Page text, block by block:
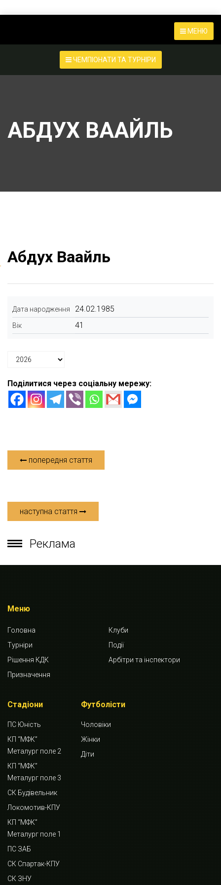
МЕНЮ
ЧЕМПІОНАТИ ТА ТУРНІРИ
АБДУХ ВААЙЛЬ
Абдух Ваайль
Дата народження 24.02.1985
Вік 41
Поділитися через соціальну мережу:
попередня стаття
наступна стаття
Реклама
Меню
Головна
Клуби
Турніри
Події
Рішення КДК
Арбітри та інспектори
Призначення
Стадіони
ПС Юність
КП “МФК”
Металург поле 2
КП “МФК”
Металург поле 3
СК Будівельник
Локомотив-КПУ
КП “МФК”
Металург поле 1
ПС ЗАБ
СК Спартак-КПУ
СК ЗНУ
Футболісти
Чоловіки
Жінки
Діти